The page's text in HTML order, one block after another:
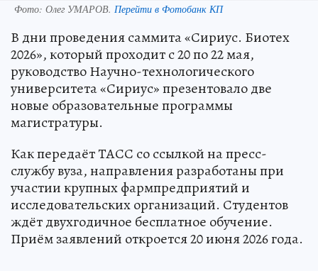
Фото: Олег УМАРОВ. Перейти в Фотобанк КП
В дни проведения саммита «Сириус. Биотех
2026», который проходит с 20 по 22 мая,
руководство Научно-технологического
университета «Сириус» презентовало две
новые образовательные программы
магистратуры.
Как передаёт ТАСС со ссылкой на пресс-
службу вуза, направления разработаны при
участии крупных фармпредприятий и
исследовательских организаций. Студентов
ждёт двухгодичное бесплатное обучение.
Приём заявлений откроется 20 июня 2026 года.